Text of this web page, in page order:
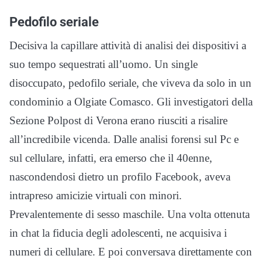
Pedofilo seriale
Decisiva la capillare attività di analisi dei dispositivi a
suo tempo sequestrati all’uomo. Un single
disoccupato, pedofilo seriale, che viveva da solo in un
condominio a Olgiate Comasco. Gli investigatori della
Sezione Polpost di Verona erano riusciti a risalire
all’incredibile vicenda. Dalle analisi forensi sul Pc e
sul cellulare, infatti, era emerso che il 40enne,
nascondendosi dietro un profilo Facebook, aveva
intrapreso amicizie virtuali con minori.
Prevalentemente di sesso maschile. Una volta ottenuta
in chat la fiducia degli adolescenti, ne acquisiva i
numeri di cellulare. E poi conversava direttamente con